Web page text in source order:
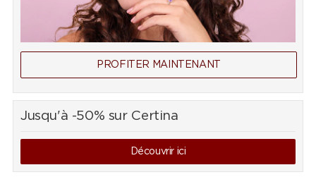
PROFITER MAINTENANT
Jusqu'à -50% sur Certina
Découvrir ici